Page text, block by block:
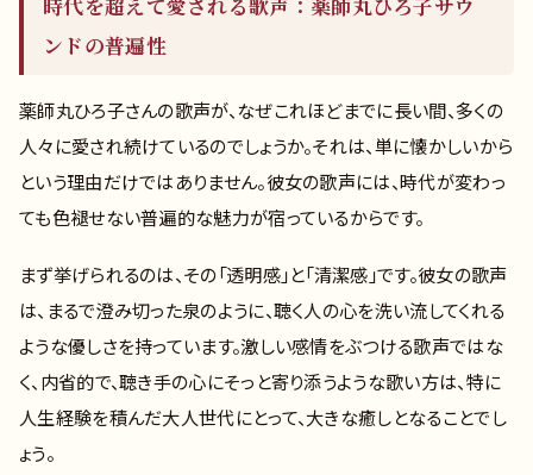
時代を超えて愛される歌声：薬師丸ひろ子サウ
ンドの普遍性
薬師丸ひろ子さんの歌声が、なぜこれほどまでに長い間、多くの
人々に愛され続けているのでしょうか。それは、単に懐かしいから
という理由だけではありません。彼女の歌声には、時代が変わっ
ても色褪せない普遍的な魅力が宿っているからです。
まず挙げられるのは、その「透明感」と「清潔感」です。彼女の歌声
は、まるで澄み切った泉のように、聴く人の心を洗い流してくれる
ような優しさを持っています。激しい感情をぶつける歌声ではな
く、内省的で、聴き手の心にそっと寄り添うような歌い方は、特に
人生経験を積んだ大人世代にとって、大きな癒しとなることでし
ょう。